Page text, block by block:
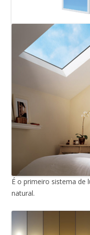
É o primeiro sistema de
natural.